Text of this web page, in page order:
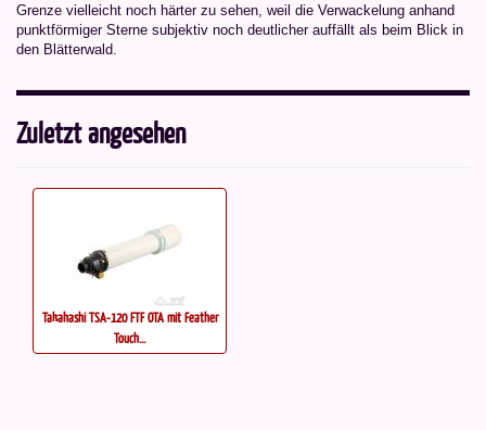
Grenze vielleicht noch härter zu sehen, weil die Verwackelung anhand
punktförmiger Sterne subjektiv noch deutlicher auffällt als beim Blick in
den Blätterwald.
Zuletzt angesehen
Takahashi TSA-120 FTF OTA mit Feather
Touch...